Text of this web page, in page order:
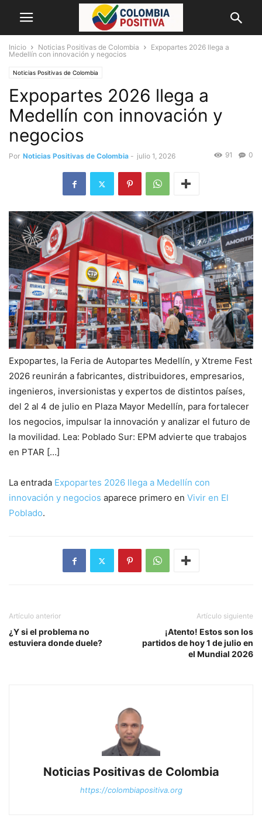
Inicio Noticias Positivas de Colombia
Expopartes 2026 llega a
Medellín con innovación y negocios
Noticias Positivas de Colombia
Expopartes 2026 llega a
Medellín con innovación y
negocios
Por Noticias Positivas de Colombia - julio 1, 2026 0
91
Expopartes, la Feria de Autopartes Medellín, y Xtreme Fest
2026 reunirán a fabricantes, distribuidores, empresarios,
ingenieros, inversionistas y expertos de distintos países,
del 2 al 4 de julio en Plaza Mayor Medellín, para fortalecer
los negocios, impulsar la innovación y analizar el futuro de
la movilidad. Lea: Poblado Sur: EPM advierte que trabajos
en PTAR […]
La entrada Expopartes 2026 llega a Medellín con
innovación y negocios aparece primero en Vivir en El
Poblado.
Artículo anterior
¿Y si el problema no
estuviera donde duele?
Artículo siguiente
¡Atento! Estos son los
partidos de hoy 1 de julio en
el Mundial 2026
Noticias Positivas de Colombia
https://colombiapositiva.org